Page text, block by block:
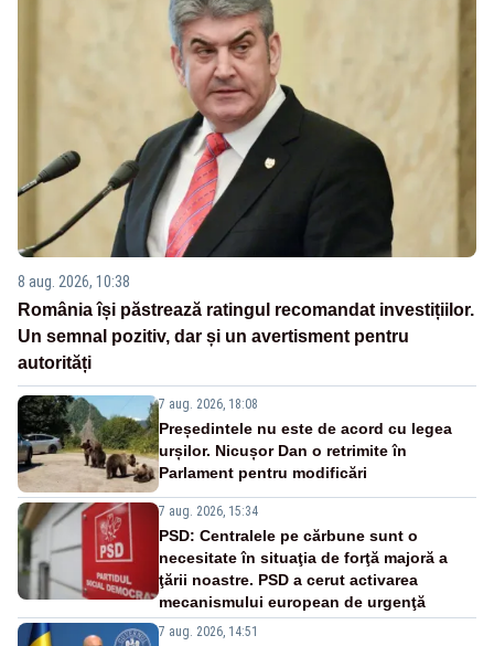
8 aug. 2026, 10:38
România își păstrează ratingul recomandat investițiilor.
Un semnal pozitiv, dar și un avertisment pentru
autorități
7 aug. 2026, 18:08
Președintele nu este de acord cu legea
urșilor. Nicușor Dan o retrimite în
Parlament pentru modificări
7 aug. 2026, 15:34
PSD: Centralele pe cărbune sunt o
necesitate în situaţia de forţă majoră a
ţării noastre. PSD a cerut activarea
mecanismului european de urgenţă
7 aug. 2026, 14:51